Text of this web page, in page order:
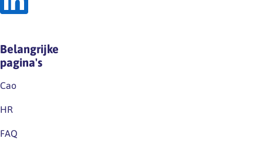
Belangrijke
pagina's
Cao
HR
FAQ